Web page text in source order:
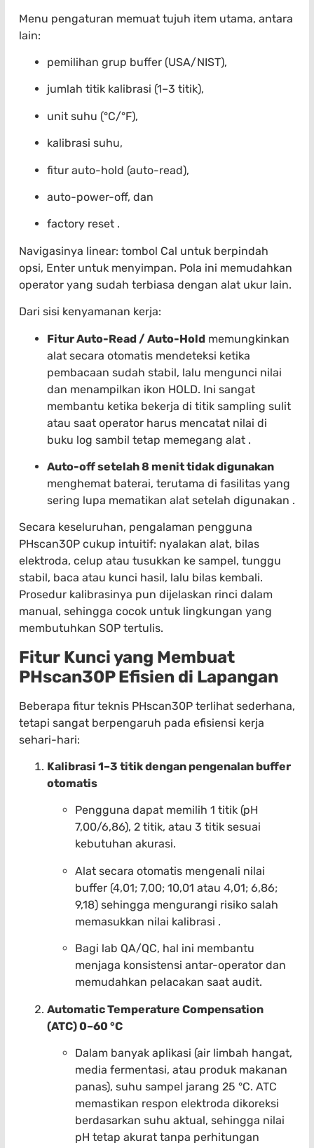
Menu pengaturan memuat tujuh item utama, antara
lain:
pemilihan grup buffer (USA/NIST),
jumlah titik kalibrasi (1–3 titik),
unit suhu (°C/°F),
kalibrasi suhu,
fitur auto-hold (auto-read),
auto-power-off, dan
factory reset .
Navigasinya linear: tombol Cal untuk berpindah
opsi, Enter untuk menyimpan. Pola ini memudahkan
operator yang sudah terbiasa dengan alat ukur lain.
Dari sisi kenyamanan kerja:
Fitur Auto-Read / Auto-Hold memungkinkan
alat secara otomatis mendeteksi ketika
pembacaan sudah stabil, lalu mengunci nilai
dan menampilkan ikon HOLD. Ini sangat
membantu ketika bekerja di titik sampling sulit
atau saat operator harus mencatat nilai di
buku log sambil tetap memegang alat .
Auto-off setelah 8 menit tidak digunakan
menghemat baterai, terutama di fasilitas yang
sering lupa mematikan alat setelah digunakan .
Secara keseluruhan, pengalaman pengguna
PHscan30P cukup intuitif: nyalakan alat, bilas
elektroda, celup atau tusukkan ke sampel, tunggu
stabil, baca atau kunci hasil, lalu bilas kembali.
Prosedur kalibrasinya pun dijelaskan rinci dalam
manual, sehingga cocok untuk lingkungan yang
membutuhkan SOP tertulis.
Fitur Kunci yang Membuat
PHscan30P Efisien di Lapangan
Beberapa fitur teknis PHscan30P terlihat sederhana,
tetapi sangat berpengaruh pada efisiensi kerja
sehari-hari:
Kalibrasi 1–3 titik dengan pengenalan buffer
otomatis
Pengguna dapat memilih 1 titik (pH
7,00/6,86), 2 titik, atau 3 titik sesuai
kebutuhan akurasi.
Alat secara otomatis mengenali nilai
buffer (4,01; 7,00; 10,01 atau 4,01; 6,86;
9,18) sehingga mengurangi risiko salah
memasukkan nilai kalibrasi .
Bagi lab QA/QC, hal ini membantu
menjaga konsistensi antar-operator dan
memudahkan pelacakan saat audit.
Automatic Temperature Compensation
(ATC) 0–60 °C
Dalam banyak aplikasi (air limbah hangat,
media fermentasi, atau produk makanan
panas), suhu sampel jarang 25 °C. ATC
memastikan respon elektroda dikoreksi
berdasarkan suhu aktual, sehingga nilai
pH tetap akurat tanpa perhitungan